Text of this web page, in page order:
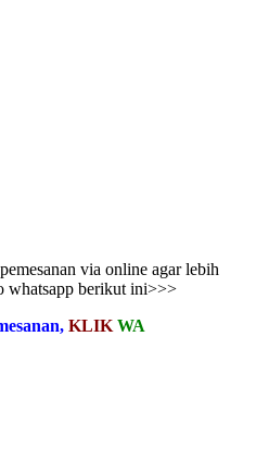
via online agar lebih
whatsapp berikut ini>>>
KLIK WA